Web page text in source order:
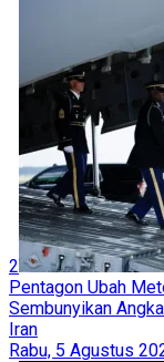
2
Pentagon Ubah
Sembunyikan
Iran
Rabu, 5 Agustus